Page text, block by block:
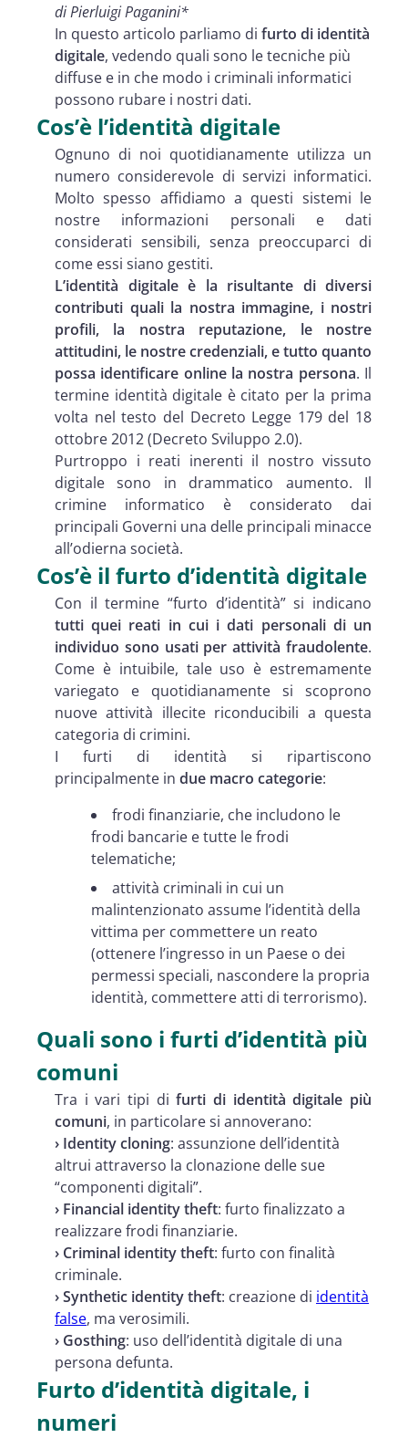
di Pierluigi Paganini*
In questo articolo parliamo di furto di identità
digitale, vedendo quali sono le tecniche più
diffuse e in che modo i criminali informatici
possono rubare i nostri dati.
Cos’è l’identità digitale
Ognuno di noi quotidianamente utilizza un
numero considerevole di servizi informatici.
Molto spesso affidiamo a questi sistemi le
nostre informazioni personali e dati
considerati sensibili, senza preoccuparci di
come essi siano gestiti.
L’identità digitale è la risultante di diversi
contributi quali la nostra immagine, i nostri
profili, la nostra reputazione, le nostre
attitudini, le nostre credenziali, e tutto quanto
possa identificare online la nostra persona. Il
termine identità digitale è citato per la prima
volta nel testo del Decreto Legge 179 del 18
ottobre 2012 (Decreto Sviluppo 2.0).
Purtroppo i reati inerenti il nostro vissuto
digitale sono in drammatico aumento. Il
crimine informatico è considerato dai
principali Governi una delle principali minacce
all’odierna società.
Cos’è il furto d’identità digitale
Con il termine “furto d’identità” si indicano
tutti quei reati in cui i dati personali di un
individuo sono usati per attività fraudolente.
Come è intuibile, tale uso è estremamente
variegato e quotidianamente si scoprono
nuove attività illecite riconducibili a questa
categoria di crimini.
I furti di identità si ripartiscono
principalmente in due macro categorie:
frodi finanziarie, che includono le
frodi bancarie e tutte le frodi
telematiche;
attività criminali in cui un
malintenzionato assume l’identità della
vittima per commettere un reato
(ottenere l’ingresso in un Paese o dei
permessi speciali, nascondere la propria
identità, commettere atti di terrorismo).
Quali sono i furti d’identità più
comuni
Tra i vari tipi difurti di identità digitale più
comuni, in particolare si annoverano:
› Identity cloning: assunzione dell’identità
altrui attraverso la clonazione delle sue
“componenti digitali”.
› Financial identity theft: furto finalizzato a
realizzare frodi finanziarie.
› Criminal identity theft: furto con finalità
criminale.
› Synthetic identity theft: creazione di identità
false, ma verosimili.
› Gosthing: uso dell’identità digitale di una
persona defunta.
Furto d’identità digitale, i
numeri